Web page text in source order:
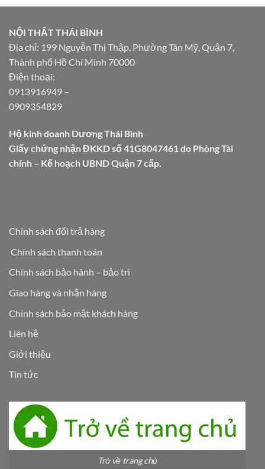
NỘI THẤT THÁI BÌNH
Địa chỉ: 199 Nguyễn Thị Thập, Phường Tân Mỹ, Quận 7,
Thành phố Hồ Chí Minh 70000
Điện thoại:
0913916949 –
0909354829
Hộ kinh doanh Dương Thái Bình
Giấy chứng nhận ĐKKD số 41G8047461 do Phòng Tài
chính – Kế hoạch UBND Quận 7 cấp.
Chính sách đổi trả hàng
Chính sách thanh toán
Chính sách bảo hành – bảo trì
Giao hàng và nhận hàng
Chính sách bảo mật khách hàng
Liên hệ
Giới thiệu
Tin tức
Trở về trang chủ